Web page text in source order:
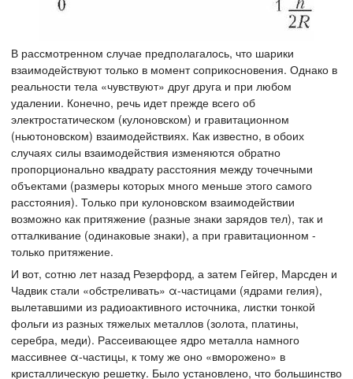
В рассмотренном случае предполагалось, что шарики
взаимодействуют только в момент соприкосновения. Однако в
реальности тела «чувствуют» друг друга и при любом
удалении. Конечно, речь идет прежде всего об
электростатическом (кулоновском) и гравитационном
(ньютоновском) взаимодействиях. Как известно, в обоих
случаях силы взаимодействия изменяются обратно
пропорционально квадрату расстояния между точечными
объектами (размеры которых много меньше этого самого
расстояния). Только при кулоновском взаимодействии
возможно как притяжение (разные знаки зарядов тел), так и
отталкивание (одинаковые знаки), а при гравитационном -
только притяжение.
И вот, сотню лет назад Резерфорд, а затем Гейгер, Марсден и
Чадвик стали «обстреливать» α-частицами (ядрами гелия),
вылетавшими из радиоактивного источника, листки тонкой
фольги из разных тяжелых металлов (золота, платины,
серебра, меди). Рассеивающее ядро металла намного
массивнее α-частицы, к тому же оно «вморожено» в
кристаллическую решетку. Было установлено, что большинство